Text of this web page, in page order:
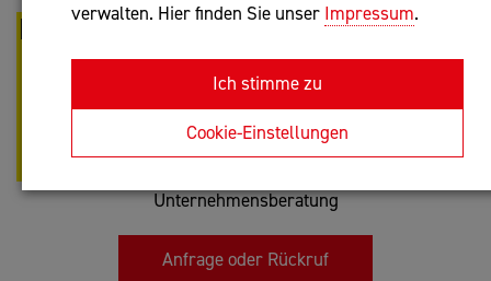
verwalten. Hier finden Sie unser Impressum.
Ich stimme zu
Cookie-Einstellungen
DIPL.-HTL-ING. MANFRED GABRIEL
E.U. BAU U. IMMOBILIEN
SACHVERSTÄNDIGER,
UNTERNEHMENSBERATER,
MEDIATOR
Unternehmensberatung
Anfrage oder Rückruf